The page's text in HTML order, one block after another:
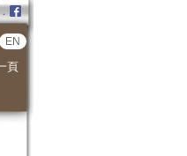
EN
頁